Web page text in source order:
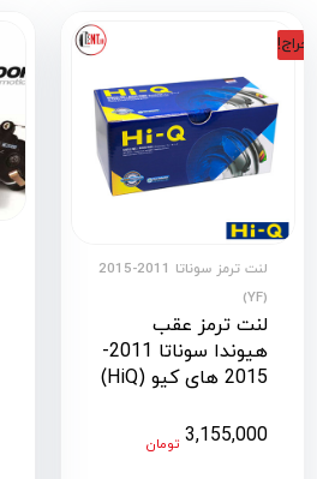
حراج!
لنت ترمز سوناتا 2011-2015
(YF)
لنت ترمز عقب
هیوندا سوناتا 2011-
2015 های کیو (HiQ)
3,155,000 تومان